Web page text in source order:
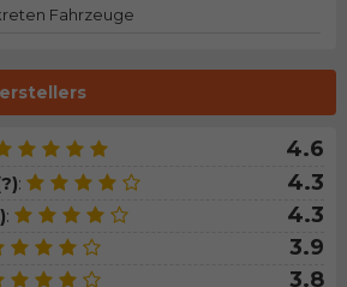
4.6
: 4.3
: 4.3
3.9
3.8
Fahrzeuge